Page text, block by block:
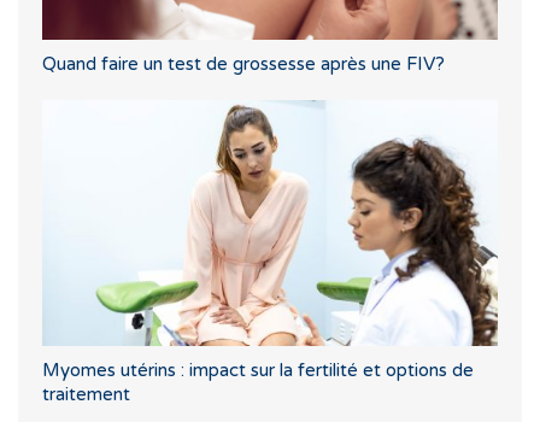
Quand faire un test de grossesse après une FIV?
Myomes utérins : impact sur la fertilité et options de
traitement